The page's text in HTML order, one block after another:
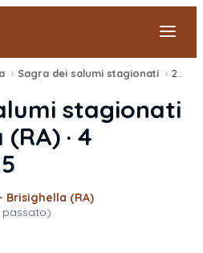
› Sagra dei salumi stagionati ›
stagionati
(RA) · 4
Brisighella (RA)
passato)